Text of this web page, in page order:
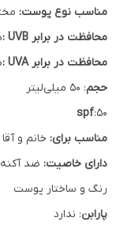
مناسب نوع پوست:
محافظت در برابر UVB :
محافظت در برابر UVA :
حجم: 50 میلی‌لیتر
spf:50
مناسب برای: خانم‌ و آقا
دارای خاصیت:
رنگ و ساختار پوست
پارابن: ندارد